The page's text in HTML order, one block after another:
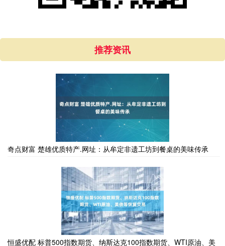
推荐资讯
奇点财富 楚雄优质特产.网址：从牟定非遗工坊到餐桌的美味传承
恒盛优配 标普500指数期货、纳斯达克100指数期货、WTI原油、美